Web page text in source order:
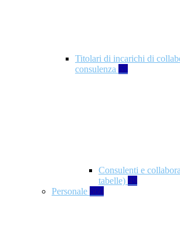
Titolari di incarichi di
consulenza 57
Consulenti e
tabelle) 49
Personale 660